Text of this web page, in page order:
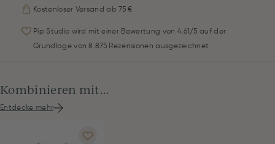
Kostenloser Versand ab 75 €
Pip Studio wird mit einer Bewertung von 4.61/5 auf der
Grundlage von 8.875 Rezensionen ausgezeichnet
Kombinieren mit...
Entdecke mehr